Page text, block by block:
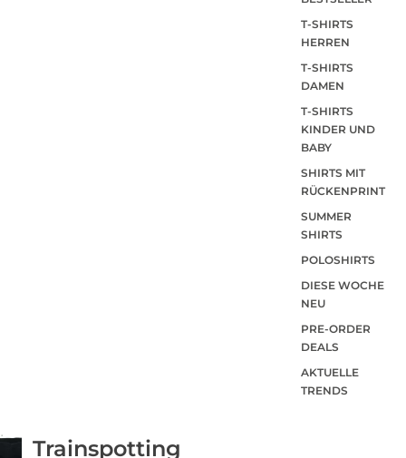
T-SHIRTS
HERREN
T-SHIRTS
DAMEN
T-SHIRTS
KINDER UND
BABY
SHIRTS MIT
RÜCKENPRINT
SUMMER
SHIRTS
POLOSHIRTS
DIESE WOCHE
NEU
PRE-ORDER
DEALS
AKTUELLE
TRENDS
Trainspotting